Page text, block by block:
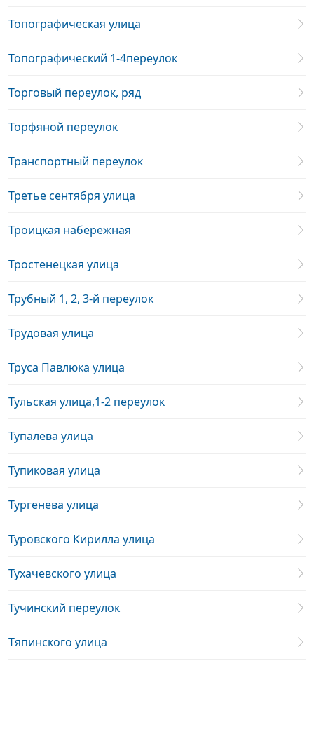
Топографическая улица
Топографический 1-4переулок
Торговый переулок, ряд
Торфяной переулок
Транспортный переулок
Третье сентября улица
Троицкая набережная
Тростенецкая улица
Трубный 1, 2, 3-й переулок
Трудовая улица
Труса Павлюка улица
Тульская улица,1-2 переулок
Тупалева улица
Тупиковая улица
Тургенева улица
Туровского Кирилла улица
Тухачевского улица
Тучинский переулок
Тяпинского улица